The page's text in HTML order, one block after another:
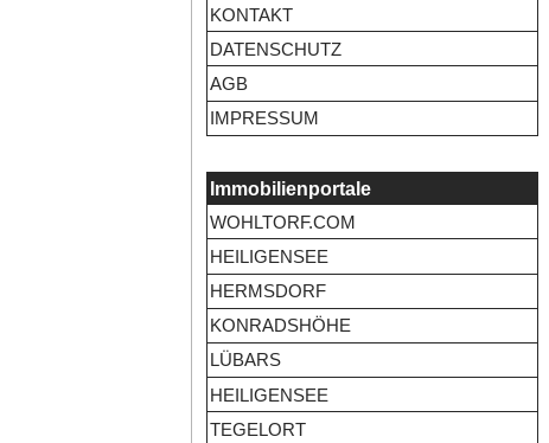
KONTAKT
DATENSCHUTZ
AGB
IMPRESSUM
Immobilienportale
WOHLTORF.COM
HEILIGENSEE
HERMSDORF
KONRADSHÖHE
LÜBARS
HEILIGENSEE
TEGELORT